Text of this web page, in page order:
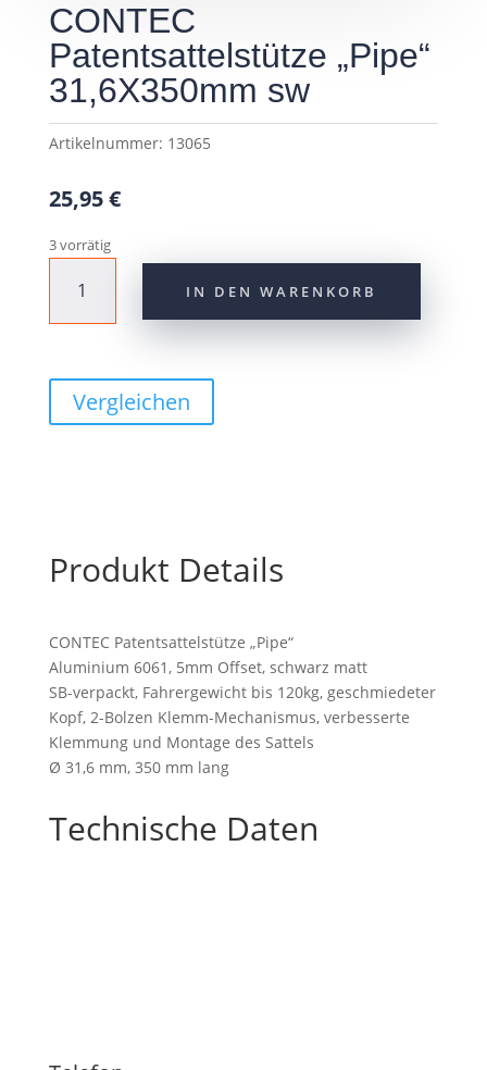
CONTEC
Patentsattelstütze „Pipe“
31,6X350mm sw
Artikelnummer: 13065
25,95€
3 vorrätig
Patentsattelstütze
"Pipe"
Menge
IN DEN WARENKORB
Vergleichen
Produkt Details
CONTEC Patentsattelstütze „Pipe“
Aluminium 6061, 5mm Offset, schwarz matt
SB-verpackt, Fahrergewicht bis 120kg, geschmiedeter
Kopf, 2-Bolzen Klemm-Mechanismus, verbesserte
Klemmung und Montage des Sattels
Ø 31,6 mm, 350 mm lang
Technische Daten